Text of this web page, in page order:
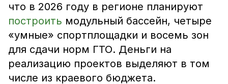
что в 2026 году в регионе планируют
построить модульный бассейн, четыре
«умные» спортплощадки и восемь зон
для сдачи норм ГТО. Деньги на
реализацию проектов выделяют в том
числе из краевого бюджета.